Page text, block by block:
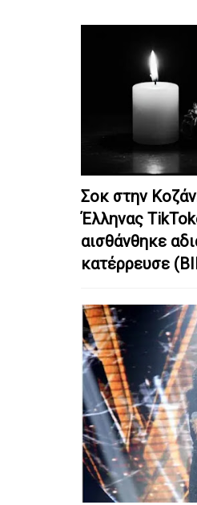
Σοκ στην
Έλληνας
αισθάνθηκε
κατέρρευσε